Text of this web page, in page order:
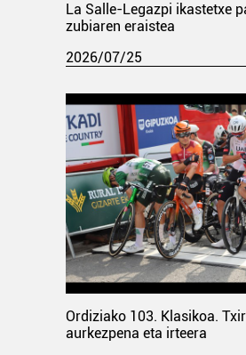
La Salle-Legazpi ikastetxe
zubiaren eraistea
2026/07/25
Ordiziako 103. Klasikoa.
aurkezpena eta irteera